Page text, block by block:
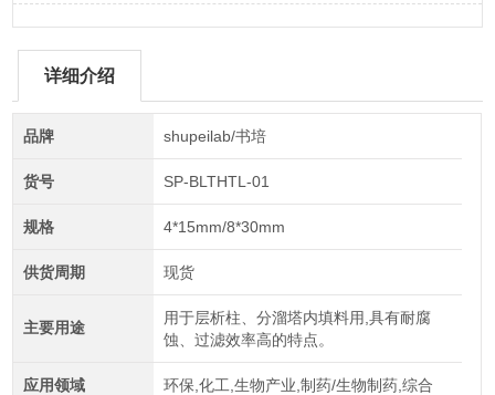
详细介绍
品牌 shupeilab/书培
货号 SP-BLTHTL-01
规格 4*15mm/8*30mm
供货周期 现货
主要用途
用于层析柱、分溜塔内填料用,具有耐腐
蚀、过滤效率高的特点。
应用领域 环保,化工,生物产业,制药/生物制药,综合